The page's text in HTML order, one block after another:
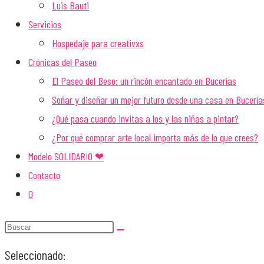
Luis Bauti
Servicios
Hospedaje para creativxs
Crónicas del Paseo
El Paseo del Beso: un rincón encantado en Bucerías
Soñar y diseñar un mejor futuro desde una casa en
¿Qué pasa cuando invitas a los y las niñas a pintar?
¿Por qué comprar arte local importa más de lo que crees?
Modelo SOLIDARIO ❤
Contacto
0
Seleccionado: